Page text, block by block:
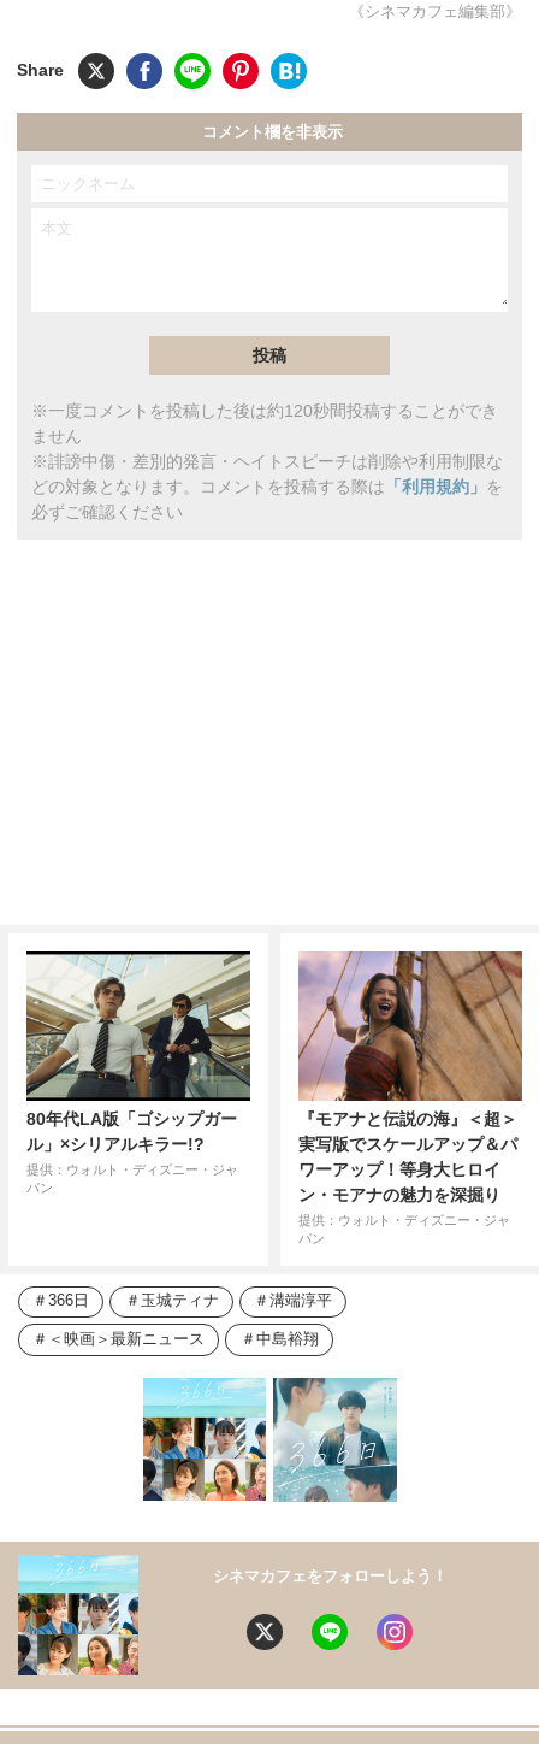
《シネマカフェ編集部》
コメント欄を非表示
※一度コメントを投稿した後は約120秒間投稿することができ
ません
※誹謗中傷・差別的発言・ヘイトスピーチは削除や利用制限な
どの対象となります。コメントを投稿する際は 「利用規約」 を
必ずご確認ください
80年代LA版「ゴシップガー
ル」×シリアルキラー!?
提供：ウォルト・ディズニー・ジャ
パン
『モアナと伝説の海』＜超＞
実写版でスケールアップ＆パ
ワーアップ！等身大ヒロイ
ン・モアナの魅力を深掘り
提供：ウォルト・ディズニー・ジャ
パン
366日 玉城ティナ 溝端淳平
＜映画＞最新ニュース 中島裕翔
シネマカフェをフォローしよう！